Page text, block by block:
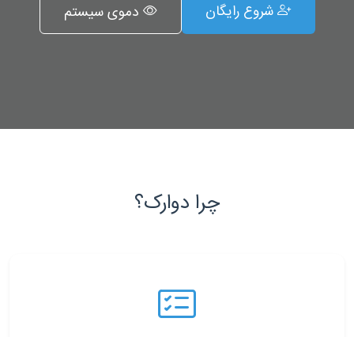
شروع رایگان دموی سیستم
چرا دوارک؟